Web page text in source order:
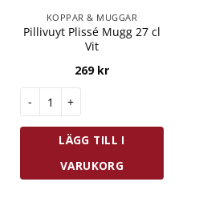
KOPPAR & MUGGAR
Pillivuyt Plissé Mugg 27 cl
Vit
269 kr
LÄGG TILL I
VARUKORG